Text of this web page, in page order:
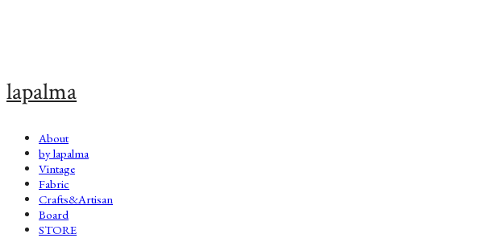
lapalma
About
by lapalma
Vintage
Fabric
Crafts&Artisan
Board
STORE